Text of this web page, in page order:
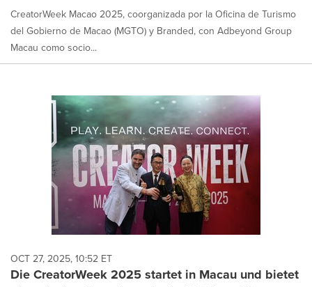
CreatorWeek Macao 2025, coorganizada por la Oficina de Turismo
del Gobierno de Macao (MGTO) y Branded, con Adbeyond Group
Macau como socio...
OCT 27, 2025, 10:52 ET
Die CreatorWeek 2025 startet in Macau und bietet